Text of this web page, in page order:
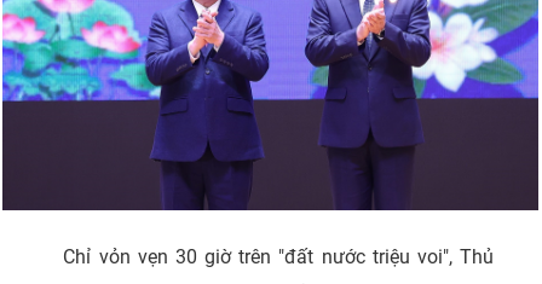
Chỉ vỏn vẹn 30 giờ trên "đất nước triệu voi", Thủ